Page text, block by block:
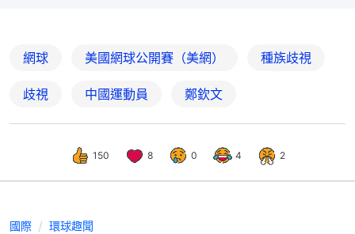
網球 美國網球公開賽（美網） 種族歧視
歧視 中國運動員 鄭欽文
150 8 0 4 2
國際 環球趣聞